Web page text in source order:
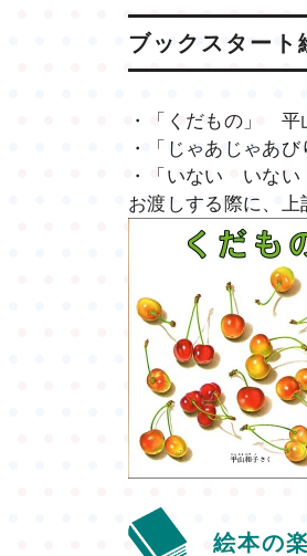
ブックスタート
・「くだもの」
・「じゃあじゃあ
・「いない いな
お渡しする際に、上
絵本の